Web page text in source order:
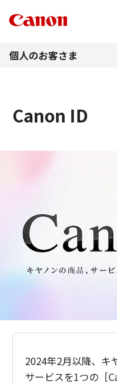
個人のお客さま
Canon ID
2024年2月以降、キ
サービスを1つの［